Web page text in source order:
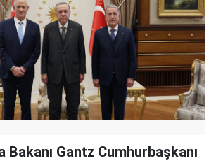
Bakanı Gantz Cumhurbaşkanı